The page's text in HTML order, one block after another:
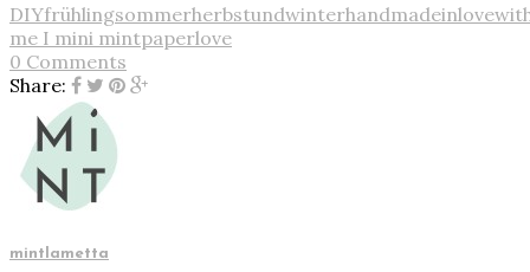
DIYfrühlingsommerherbstundwinterhandmade
me I mini mintpaperlove
0 Comments
Share:
mintlametta